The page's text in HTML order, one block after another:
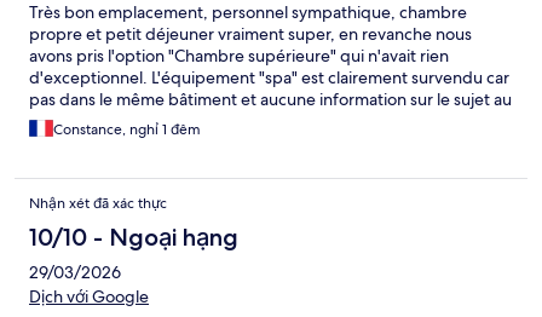
Très bon emplacement, personnel sympathique, chambre
propre et petit déjeuner vraiment super, en revanche nous
avons pris l'option "Chambre supérieure" qui n'avait rien
d'exceptionnel. L'équipement "spa" est clairement survendu car
pas dans le même bâtiment et aucune information sur le sujet au
moment du check in donc nous n'en avons pas profité. C'est
marqué parking gratuit à proximité sur la description mais nous
trouvé, peut-être faudrait-il préciser sa localisation en amont.
Globalement bien, mais un peu surcôté probablement.
Constance, nghỉ 1 đêm
Nhận xét đã xác thực
10/10 - Ngoại hạng
29/03/2026
Dịch với Google